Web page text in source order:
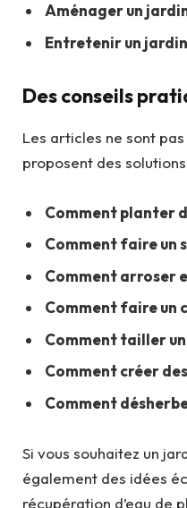
Aménager un
Entretenir un jardin
Des conseils
Les articles ne sont
proposent des
Comment planter
Comment faire un
Comment arroser
Comment faire un
Comment tailler
Comment créer
Comment
Si vous souhaitez un
également des idées
récupération d’eau de